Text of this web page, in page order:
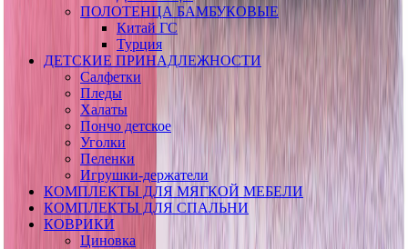
ПОЛОТЕНЦА БАМБУКОВЫЕ
Китай ГС
Турция
ДЕТСКИЕ ПРИНАДЛЕЖНОСТИ
Салфетки
Пледы
Халаты
Пончо детское
Уголки
Пеленки
Игрушки-держатели
КОМПЛЕКТЫ ДЛЯ МЯГКОЙ МЕБЕЛИ
КОМПЛЕКТЫ ДЛЯ СПАЛЬНИ
КОВРИКИ
Циновка